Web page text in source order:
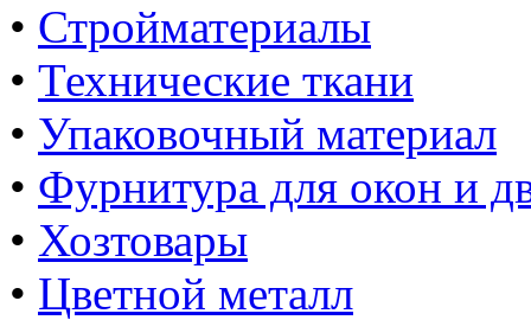
• Стройматериалы
• Технические ткани
• Упаковочный материал
• Фурнитура для окон и
• Хозтовары
• Цветной металл